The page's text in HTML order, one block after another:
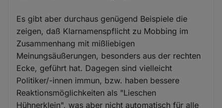
Es gibt aber durchaus genügend Beispiele die
zeigen, daß Klarnamenspflicht zu Mobbing im
Zusammenhang mit mißliebigen
Meinungsäußerungen, besonders aus der rechten
Ecke, geführt hat. Dagegen sind vielleicht
Politiker/-innen immun, bzw. haben bessere
Reaktionsmöglichkeiten als "Lieschen
Hühnerklein", was aber nicht automatisch für alle